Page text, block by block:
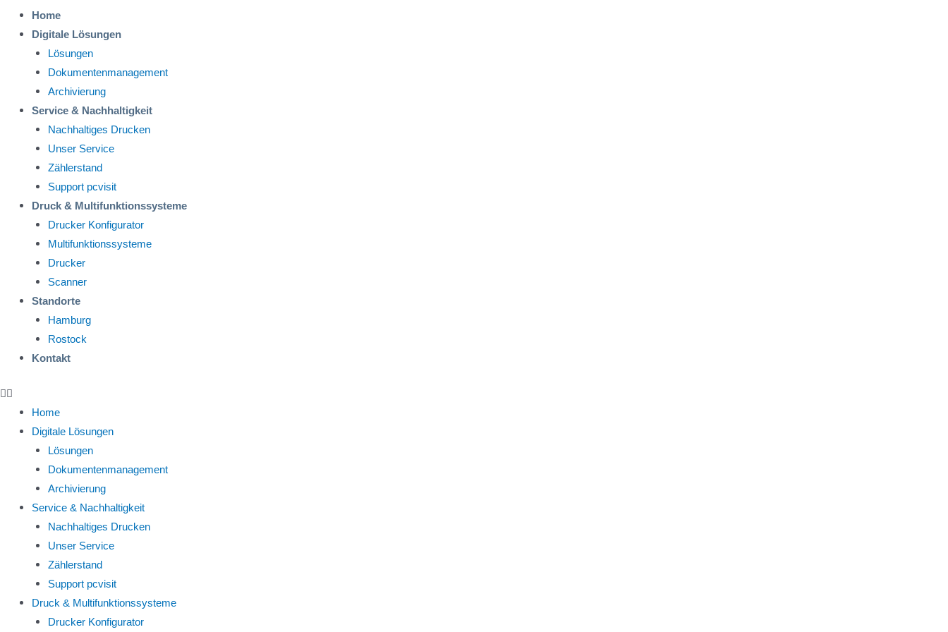
Home
Digitale Lösungen
Lösungen
Dokumentenmanagement
Archivierung
Service & Nachhaltigkeit
Nachhaltiges Drucken
Unser Service
Zählerstand
Support pcvisit
Druck & Multifunktionssysteme
Drucker Konfigurator
Multifunktionssysteme
Drucker
Scanner
Standorte
Hamburg
Rostock
Kontakt
Home
Digitale Lösungen
Lösungen
Dokumentenmanagement
Archivierung
Service & Nachhaltigkeit
Nachhaltiges Drucken
Unser Service
Zählerstand
Support pcvisit
Druck & Multifunktionssysteme
Drucker Konfigurator